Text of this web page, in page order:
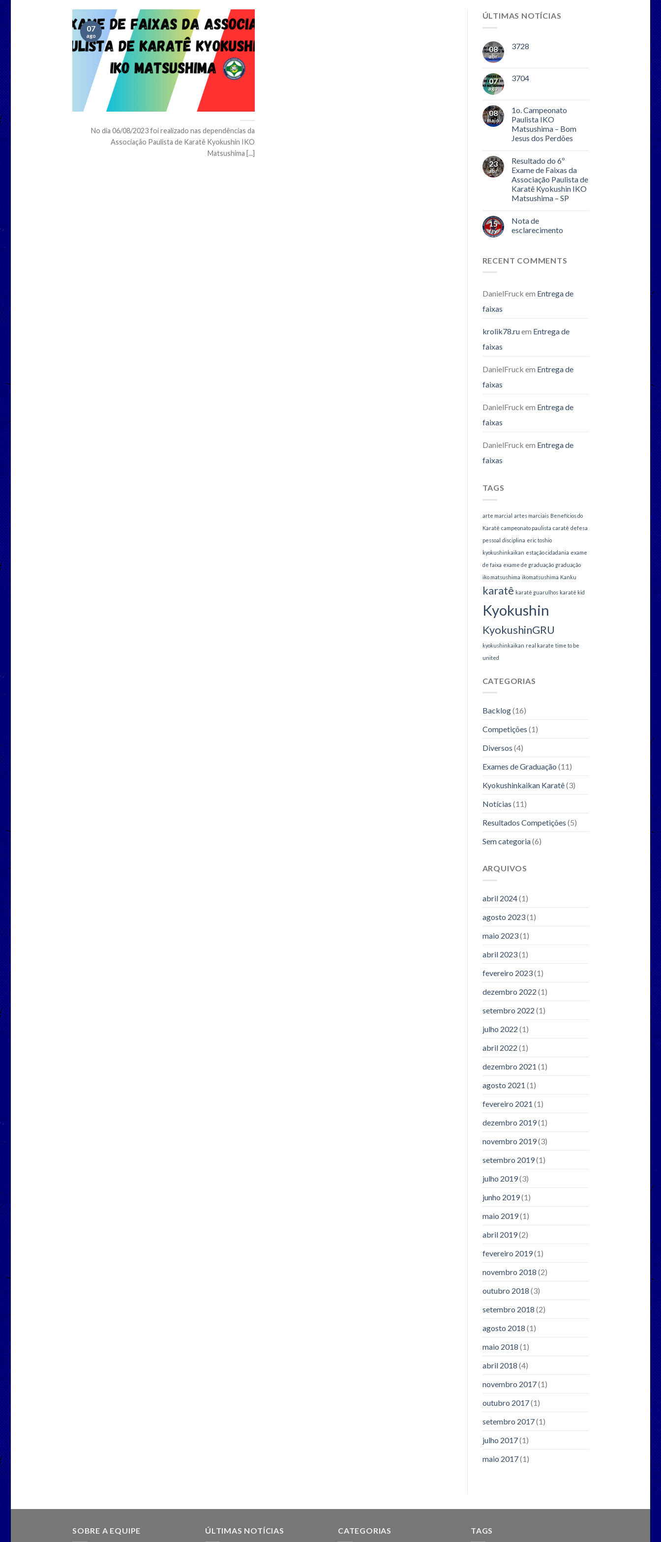
No dia 06/08/2023 foi realizado nas dependências da
Associação Paulista de Karatê Kyokushin IKO
Matsushima [...]
07
ago
ÚLTIMAS NOTÍCIAS
08
abr
3728
07
ago
3704
08
maio
1o. Campeonato
Paulista IKO
Matsushima – Bom
Jesus dos Perdões
23
abr
Resultado do 6º
Exame de Faixas da
Associação Paulista de
Karatê Kyokushin IKO
Matsushima – SP
15
fev
Nota de
esclarecimento
RECENT COMMENTS
DanielFruck em Entrega de
faixas
krolik78.ruem Entrega de
faixas
DanielFruck em Entrega de
faixas
DanielFruck em Entrega de
faixas
DanielFruck em Entrega de
faixas
TAGS
arte marcial artes marciais Benefícios do
Karatê campeonato paulista caratê defesa
pessoal disciplina eric toshio
kyokushinkaikan estação cidadania exame
de faixa exame de graduação graduação
iko matsushima ikomatsushima Kanku
karatê karatê guarulhos karatê kid
Kyokushin
KyokushinGRU
kyokushinkaikan real karate time to be
united
CATEGORIAS
Backlog(16)
Competições (1)
Diversos (4)
Exames de Graduação (11)
Kyokushinkaikan Karatê(3)
Notícias (11)
Resultados Competições (5)
Sem categoria(6)
ARQUIVOS
abril 2024(1)
agosto 2023(1)
maio 2023(1)
abril 2023(1)
fevereiro 2023(1)
dezembro 2022 (1)
setembro 2022 (1)
julho 2022 (1)
abril 2022 (1)
dezembro 2021 (1)
agosto 2021 (1)
fevereiro 2021 (1)
dezembro 2019(1)
novembro 2019(3)
setembro 2019(1)
julho 2019(3)
junho 2019(1)
maio 2019(1)
abril 2019(2)
fevereiro 2019(1)
novembro 2018 (2)
outubro 2018 (3)
setembro 2018 (2)
agosto 2018 (1)
maio 2018 (1)
abril 2018 (4)
novembro 2017(1)
outubro 2017(1)
setembro 2017(1)
julho 2017(1)
maio 2017(1)
SOBRE A EQUIPE ÚLTIMAS NOTÍCIAS CATEGORIAS TAGS